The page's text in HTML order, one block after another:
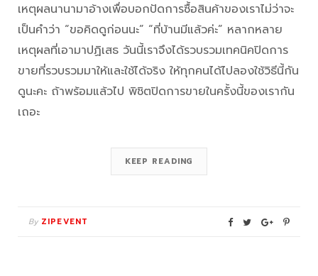
เหตุผลนานามาอ้างเพื่อบอกปัดการซื้อสินค้าของเราไม่ว่าจะ
เป็นคำว่า “ขอคิดดูก่อนนะ” “ที่บ้านมีแล้วค่ะ” หลากหลาย
เหตุผลที่เอามาปฏิเสธ วันนี้เราจึงได้รวบรวมเทคนิคปิดการ
ขายที่รวบรวมมาให้และใช้ได้จริง ให้ทุกคนได้ไปลองใช้วิธีนี้กัน
ดูนะคะ ถ้าพร้อมแล้วไป พิชิตปิดการขายในครั้งนี้ของเรากัน
เถอะ
KEEP READING
By ZIPEVENT